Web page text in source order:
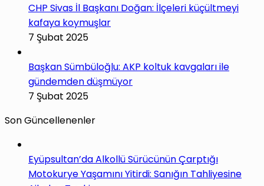
CHP Sivas İl Başkanı Doğan: İlçeleri küçültmeyi
kafaya koymuşlar
7 Şubat 2025
Başkan Sümbüloğlu: AKP koltuk kavgaları ile
gündemden düşmüyor
7 Şubat 2025
Son Güncellenenler
Eyüpsultan’da Alkollü Sürücünün Çarptığı
Motokurye Yaşamını Yitirdi: Sanığın Tahliyesine